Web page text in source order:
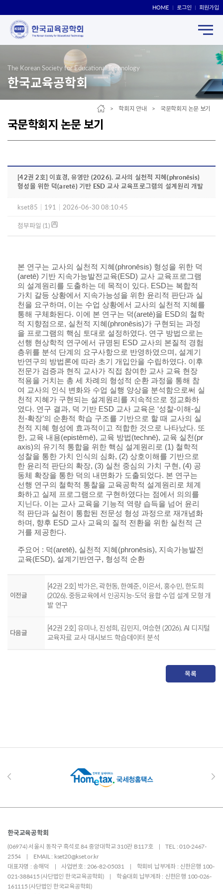
HOME 로그인 회원가입
The Korean Society for Educational Technology
한국교육공학회
국문학회지 논문 보기
> 학회지 안내 > 국문학회지 논문 보기
[42권 2호] 이효경, 유영만 (2026). 교사의 실천적 지혜(phronēsis)
형성을 위한 덕(aretē) 기반 ESD 교사 교육프로그램의 설계원리 개발
kset85 191 2026-06-30 08:10:45
첨부파일 (1)
본 연구는 교사의 실천적 지혜(phronēsis) 형성을 위한 덕
(aretē) 기반 지속가능발전교육(ESD) 교사 교육프로그램
의 설계원리를 도출하는 데 목적이 있다. ESD는 복합적
가치 갈등 상황에서 지속가능성을 위한 윤리적 판단과 실
천을 요구하며, 이는 수업 상황에서 교사의 실천적 지혜를
통해 구체화된다. 이에 본 연구는 덕(aretē)을 ESD의 철학
적 지향점으로, 실천적 지혜(phronēsis)가 구현되는 과정
을 프로그램의 핵심 토대로 설정하였다. 연구 방법으로는
선행 현상학적 연구에서 규명된 ESD 교사의 본질적 경험
층위를 분석 단계의 요구사항으로 반영하였으며, 설계기
반연구의 방법론에 따라 초기 개입안을 수립하였다. 이후
전문가 검증과 현직 교사가 직접 참여한 교사 교육 현장
적용을 거치는 총 세 차례의 형성적 순환 과정을 통해 참
여 교사의 인식 변화와 수업 실행 양상을 분석함으로써 실
천적 지혜가 구현되는 설계원리를 지속적으로 정교화하
였다. 연구 결과, 덕 기반 ESD 교사 교육은 ‘성찰-이해-실
천-확장’의 순환적 학습 구조를 기반으로 할 때 교사의 실
천적 지혜 형성에 효과적이고 적합한 것으로 나타났다. 또
한, 교육 내용(epistēmē), 교육 방법(technē), 교육 실천(pr
axis)의 유기적 통합을 위한 핵심 설계원리로 (1) 철학적
성찰을 통한 가치 인식의 심화, (2) 상호이해를 기반으로
한 윤리적 판단의 확장, (3) 실천 중심의 가치 구현, (4) 공
동체 확장을 통한 덕의 내면화가 도출되었다. 본 연구는
선행 연구의 철학적 통찰을 교육공학적 설계원리로 체계
화하고 실제 프로그램으로 구현하였다는 점에서 의의를
지닌다. 이는 교사 교육을 기능적 역량 습득을 넘어 윤리
적 판단과 실천이 통합된 전문성 형성 과정으로 재개념화
하며, 향후 ESD 교사 교육의 질적 전환을 위한 실천적 근
거를 제공한다.
주요어 : 덕(aretē), 실천적 지혜(phronēsis), 지속가능발전
교육(ESD), 설계기반연구, 형성적 순환
이전글
[42권 2호] 박가은, 곽헌동, 한예준, 이은서, 홍수민, 한도희
(2026). 중등교육에서 인공지능-도덕 융합 수업 설계 모형 개
발 연구
다음글
[42권 2호] 유미나, 진성희, 김민지, 여승현 (2026). AI 디지털
교육자료 교사 대시보드 학습데이터 분석
목록
한국교육공학회
(06974) 서울시 동작구 흑석로 84 중앙대학교 310관 B117호 | TEL : 010-2467-
2554 | EMAIL : kset20@kset.or.kr
대표자명 : 송해덕 | 사업번호 : 206-82-05031 | 학회비 납부계좌 : 신한은행 100-
021-388415 (사단법인 한국교육공학회) | 학술대회 납부계좌 : 신한은행 100-026-
161115 (사단법인 한국교육공학회)